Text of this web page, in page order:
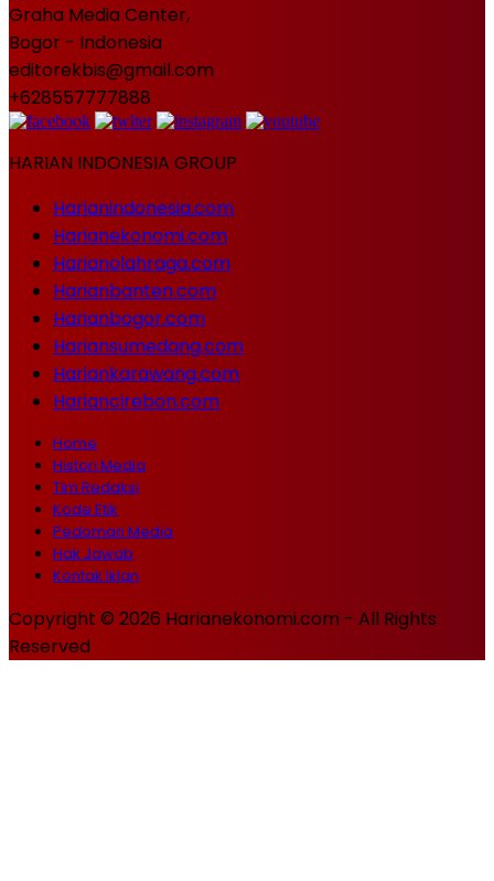
Graha Media Center,
Bogor - Indonesia
editorekbis@gmail.com
+628557777888
HARIAN INDONESIA GROUP
Harianindonesia.com
Harianekonomi.com
Harianolahraga.com
Harianbanten.com
Harianbogor.com
Hariansumedang.com
Hariankarawang.com
Hariancirebon.com
Home
Histori Media
Tim Redaksi
Kode Etik
Pedoman Media
Hak Jawab
Kontak Iklan
Copyright © 2026 Harianekonomi.com - All Rights
Reserved